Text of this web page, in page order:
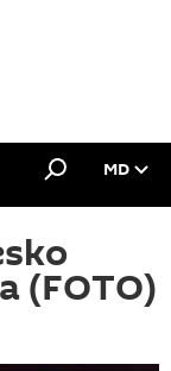
MD
(FOTO)